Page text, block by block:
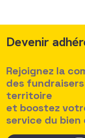
Devenir
Rejoignez la
des
territoire
et boostez
service du bien